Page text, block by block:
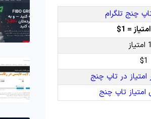
چنج تلگرام
$1
امتیاز در تاپ چنج
امتیاز تاپ چنج